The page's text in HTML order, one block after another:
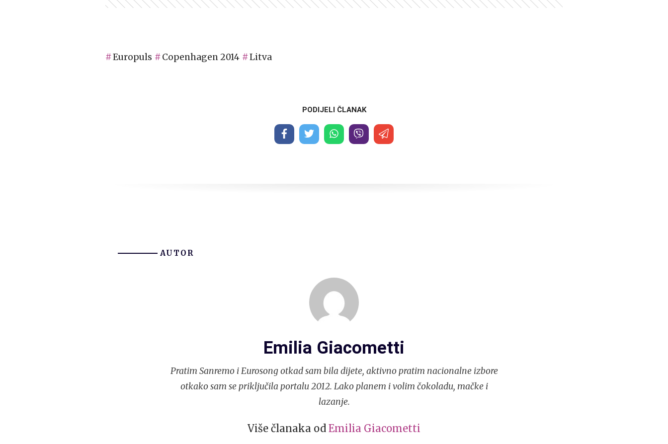
Europuls Copenhagen 2014 Litva
PODIJELI ČLANAK
AUTOR
Emilia Giacometti
Pratim Sanremo i Eurosong otkad sam bila dijete, aktivno pratim nacionalne izbore
otkako sam se priključila portalu 2012. Lako planem i volim čokoladu, mačke i
lazanje.
Više članaka od Emilia Giacometti